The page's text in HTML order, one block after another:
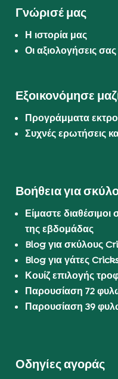
Γνώρισέ μας
Η ιστορία μας
Οι αξιολογήσεις
Εξοικονόμησε
Προγράμματα
Συχνές ερωτήσεις
Βοήθεια για
Είμαστε
της εβδομάδας
Blog για σκύλους
Blog για γάτες
Κουίζ επιλογής
Παρουσίαση 72
Παρουσίαση 39
Οδηγίες αγοράς